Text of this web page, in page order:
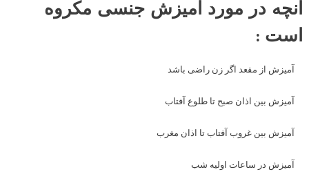
آنچه در مورد آمیزش جنسی مکروه
است :
آمیزش از مقعد اگر زن راضی باشد
آمیزش بین اذان صبح تا طلوع آفتاب
آمیزش بین غروب آفتاب تا اذان مغرب
آمیزش در ساعات اولیه شب